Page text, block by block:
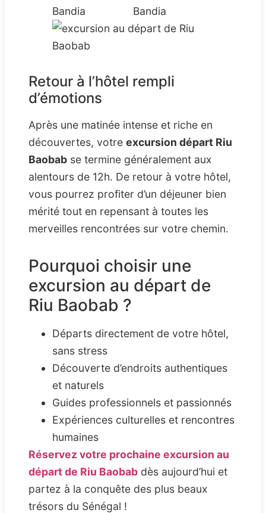
Retour à l’hôtel rempli
d’émotions
Après une matinée intense et riche en
découvertes, votre excursion départ Riu
Baobab se termine généralement aux
alentours de 12h. De retour à votre hôtel,
vous pourrez profiter d’un déjeuner bien
mérité tout en repensant à toutes les
merveilles rencontrées sur votre chemin.
Pourquoi choisir une
excursion au départ de
Riu Baobab ?
Départs directement de votre hôtel,
sans stress
Découverte d’endroits authentiques
et naturels
Guides professionnels et passionnés
Expériences culturelles et rencontres
humaines
Réservez votre prochaine excursion au
départ de Riu Baobab dès aujourd’hui et
partez à la conquête des plus beaux
trésors du Sénégal !